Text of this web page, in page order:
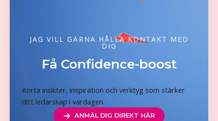
JAG VILL GÄRNA HÅLLA KONTAKT MED
DIG
Få Confidence-boost
Korta insikter, inspiration och verktyg som stärker
ditt ledarskap i vardagen.
ANMÄL DIG DIREKT HÄR